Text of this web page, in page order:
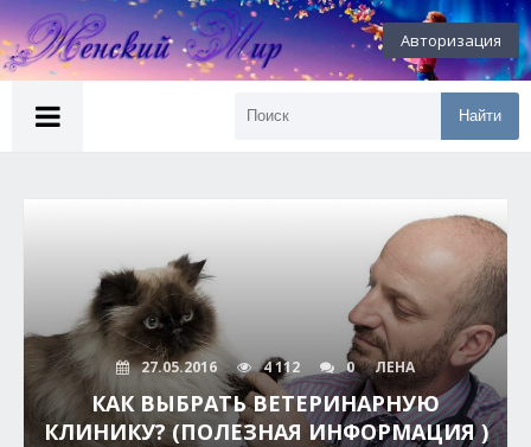
Авторизация
Найти
27.05.2016 4 112 0 ЛЕНА
КАК ВЫБРАТЬ ВЕТЕРИНАРНУЮ
КЛИНИКУ? (ПОЛЕЗНАЯ ИНФОРМАЦИЯ )